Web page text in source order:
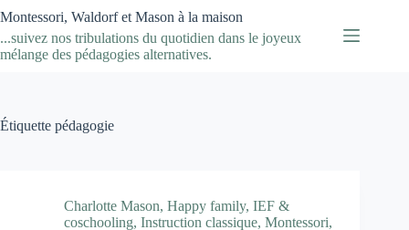
au
contenu
Montessori, Waldorf et Mason à la maison
...suivez nos tribulations du quotidien dans le joyeux
mélange des pédagogies alternatives.
Étiquette pédagogie
Charlotte Mason, Happy family, IEF &
coschooling, Instruction classique, Montessori,